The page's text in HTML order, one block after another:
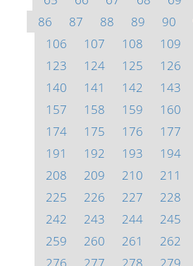
86
87 88 89 90
106
107 108 109
123
124 125 126
140
141 142 143
157
158 159 160
174
175 176 177
191
192 193 194
208
209 210 211
225
226 227 228
242
243 244 245
259
260 261 262